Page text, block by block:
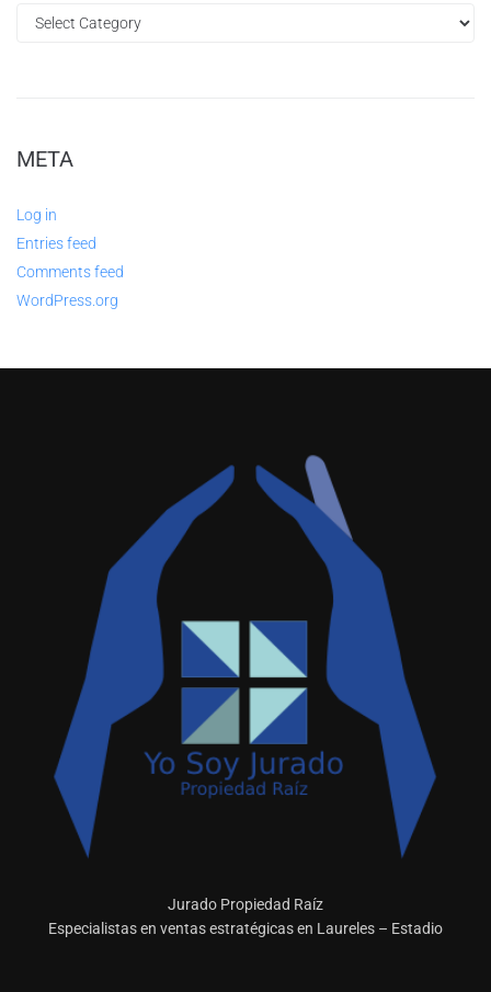
META
Log in
Entries feed
Comments feed
WordPress.org
Jurado Propiedad Raíz
Especialistas en ventas estratégicas en Laureles – Estadio